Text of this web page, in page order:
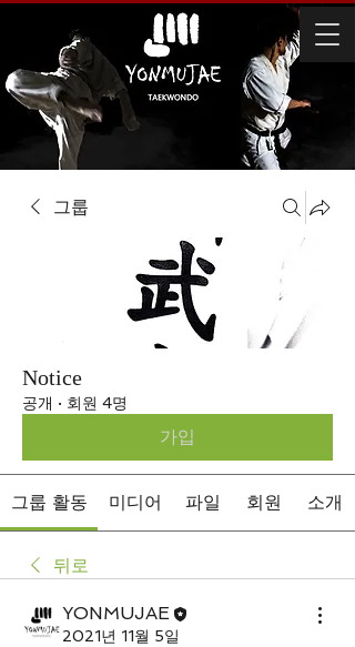
그룹
Notice
공개 · 회원 4명
가입
그룹 활동 미디어 파일 회원 소개
뒤로
YONMUJAE
2021년 11월 5일